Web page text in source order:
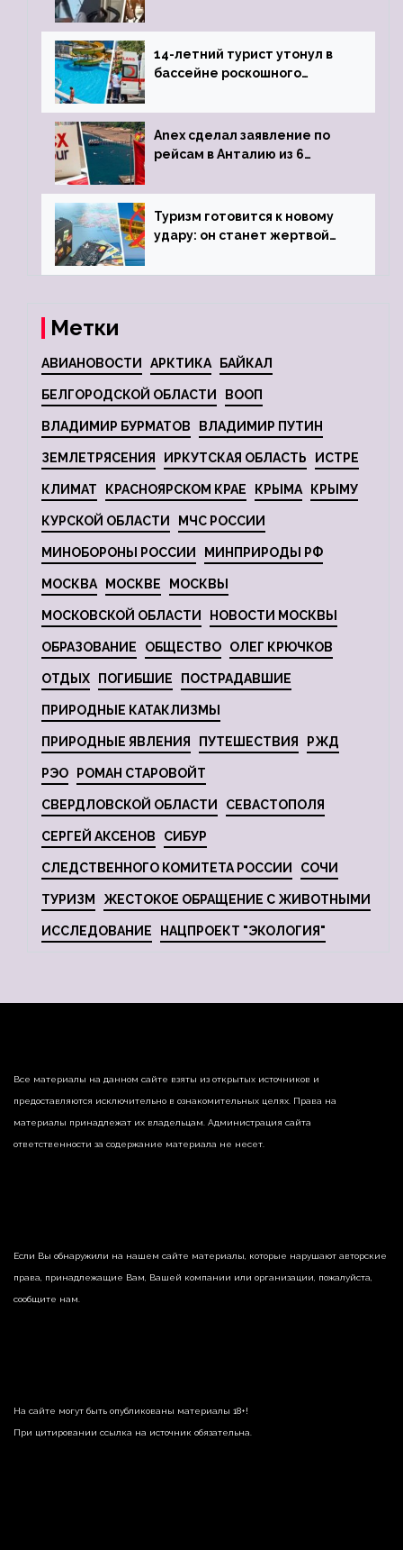
задержке рейса
14-летний турист утонул в
бассейне роскошного
Anex сделал заявление по
рейсам в Анталию из 6
Туризм готовится к новому
удару: он станет жертвой
Метки
АВИАНОВОСТИ АРКТИКА БАЙКАЛ
БЕЛГОРОДСКОЙ ОБЛАСТИ ВООП
ВЛАДИМИР БУРМАТОВ ВЛАДИМИР ПУТИН
ЗЕМЛЕТРЯСЕНИЯ ИРКУТСКАЯ ОБЛАСТЬ ИСТРЕ
КЛИМАТ КРАСНОЯРСКОМ КРАЕ КРЫМА КРЫМУ
КУРСКОЙ ОБЛАСТИ МЧС РОССИИ
МИНОБОРОНЫ РОССИИ МИНПРИРОДЫ РФ
МОСКВА МОСКВЕ МОСКВЫ
МОСКОВСКОЙ ОБЛАСТИ НОВОСТИ МОСКВЫ
ОБРАЗОВАНИЕ ОБЩЕСТВО ОЛЕГ КРЮЧКОВ
ОТДЫХ ПОГИБШИЕ ПОСТРАДАВШИЕ
ПРИРОДНЫЕ КАТАКЛИЗМЫ
ПРИРОДНЫЕ ЯВЛЕНИЯ ПУТЕШЕСТВИЯ РЖД
РЭО РОМАН СТАРОВОЙТ
СВЕРДЛОВСКОЙ ОБЛАСТИ СЕВАСТОПОЛЯ
СЕРГЕЙ АКСЕНОВ СИБУР
СЛЕДСТВЕННОГО КОМИТЕТА РОССИИ СОЧИ
ТУРИЗМ ЖЕСТОКОЕ ОБРАЩЕНИЕ С ЖИВОТНЫМИ
ИССЛЕДОВАНИЕ НАЦПРОЕКТ "ЭКОЛОГИЯ"
Все материалы на данном сайте взяты из открытых источников и
предоставляются исключительно в ознакомительных целях. Права на
материалы принадлежат их владельцам. Администрация сайта
ответственности за содержание материала не несет.
Если Вы обнаружили на нашем сайте материалы, которые нарушают авторские
права, принадлежащие Вам, Вашей компании или организации, пожалуйста,
сообщите нам.
На сайте могут быть опубликованы материалы 18+!
При цитировании ссылка на источник обязательна.